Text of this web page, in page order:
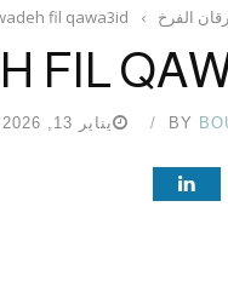
الفرخ ›
fil qawa3id
FIL
BY يناير 13, 2026